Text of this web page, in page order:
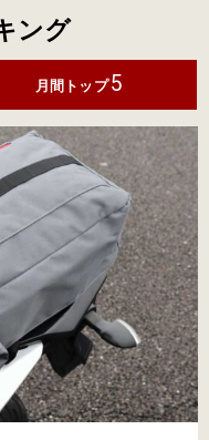
ング
月間トップ 5